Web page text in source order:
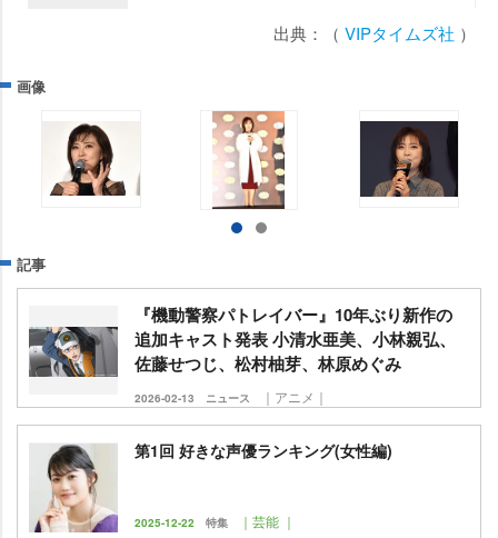
出典：（ VIPタイムズ社 ）
画像
記事
『機動警察パトレイバー』10年ぶり新作の
追加キャスト発表 小清水亜美、小林親弘、
佐藤せつじ、松村柚芽、林原めぐみ
2026-02-13 ニュース ｜アニメ｜
第1回 好きな声優ランキング(女性編)
2025-12-22 特集 ｜芸能 ｜